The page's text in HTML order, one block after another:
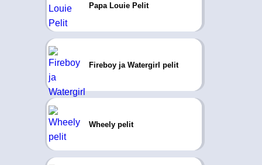
Papa Louie Pelit
Fireboy ja Watergirl pelit
Wheely pelit